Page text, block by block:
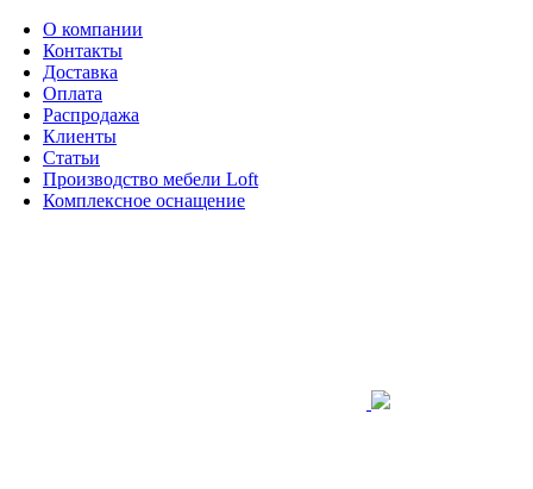
О компании
Контакты
Доставка
Оплата
Распродажа
Клиенты
Статьи
Производство мебели Loft
Комплексное оснащение